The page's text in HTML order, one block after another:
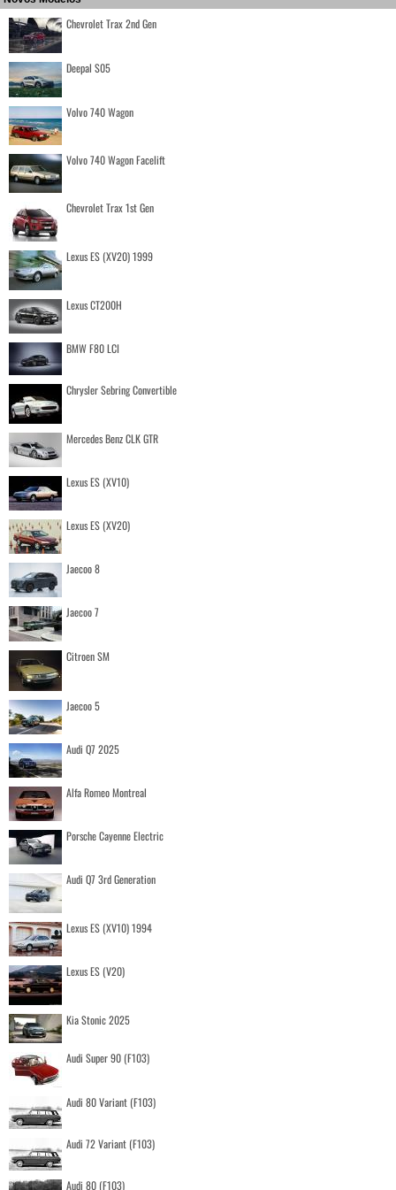
Chevrolet Trax 2nd Gen
Deepal S05
Volvo 740 Wagon
Volvo 740 Wagon Facelift
Chevrolet Trax 1st Gen
Lexus ES (XV20) 1999
Lexus CT200H
BMW F80 LCI
Chrysler Sebring Convertible
Mercedes Benz CLK GTR
Lexus ES (XV10)
Lexus ES (XV20)
Jaecoo 8
Jaecoo 7
Citroen SM
Jaecoo 5
Audi Q7 2025
Alfa Romeo Montreal
Porsche Cayenne Electric
Audi Q7 3rd Generation
Lexus ES (XV10) 1994
Lexus ES (V20)
Kia Stonic 2025
Audi Super 90 (F103)
Audi 80 Variant (F103)
Audi 72 Variant (F103)
Audi 80 (F103)